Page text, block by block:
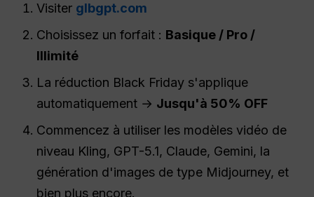
Visiter glbgpt.com
Choisissez un forfait : Basique / Pro /
Illimité
La réduction Black Friday s'applique
automatiquement → Jusqu'à 50% OFF
Commencez à utiliser les modèles vidéo de
niveau Kling, GPT-5.1, Claude, Gemini, la
génération d'images de type Midjourney, et
bien plus encore.